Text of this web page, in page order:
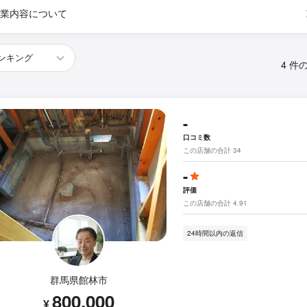
内容について
4 件
群馬県館林市
800,000
-
口コミ数
この店舗の合計 34
-
評価
この店舗の合計 4.91
24時間以内の返信